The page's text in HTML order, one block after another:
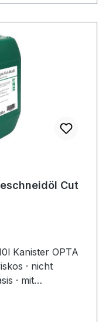
Cut
Kanister OPTA
· nicht
· mit
besonders hoher